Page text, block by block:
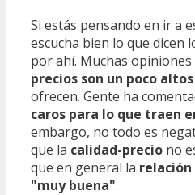
Si estás pensando en ir a
escucha bien lo que dicen
por ahí. Muchas
precios son un poco altos
ofrecen. Gente ha
caros para lo que traen
embargo, no todo es
que la calidad-precio no
que en general la
"muy buena".